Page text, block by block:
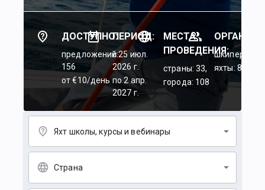
ДОСТУПНО:
предложений:
156
от €10/день
ПЕРИОД:
c 25 июл.
2026 г.
по 2 апр.
2027 г.
МЕСТА
ПРОВЕДЕНИЯ:
страны: 33,
города: 108
шкиперы: 45,
яхты: 84
Яхт школы, курсы и вебинары
Страна